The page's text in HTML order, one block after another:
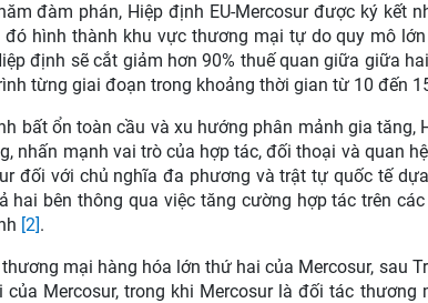
đàm phán, Hiệp định EU-Mercosur được ký kết
hình thành khu vực thương mại tự do quy mô
định sẽ cắt giảm hơn 90% thuế quan giữa giữa
từng giai đoạn trong khoảng thời gian từ 10 đến
bất ổn toàn cầu và xu hướng phân mảnh gia
nhấn mạnh vai trò của hợp tác, đối thoại và quan
đối với chủ nghĩa đa phương và trật tự quốc tế
hai bên thông qua việc tăng cường hợp tác trên
[2].
mại hàng hóa lớn thứ hai của Mercosur, sau
của Mercosur, trong khi Mercosur là đối tác